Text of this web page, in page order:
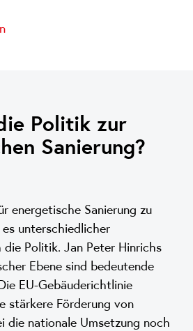
Politik zur
Sanierung?
energetische Sanierung zu
unterschiedlicher
die Politik. Jan Peter Hinrichs
Ebene sind bedeutende
EU-Gebäuderichtlinie
stärkere Förderung von
die nationale Umsetzung noch